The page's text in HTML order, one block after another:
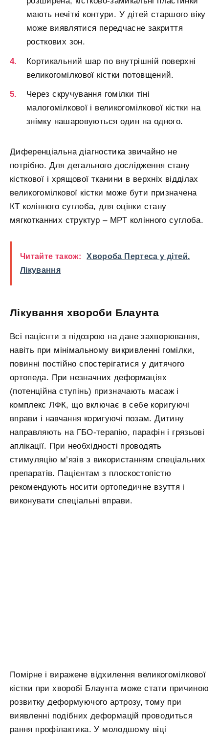
мають нечіткі контури. У дітей старшого віку
може виявлятися передчасне закриття
росткових зон.
Кортикальний шар по внутрішній поверхні
великогомілкової кістки потовщений.
Через скручування гомілки тіні
малогомілкової і великогомілкової кістки на
знімку нашаровуються один на одного.
Диференціальна діагностика звичайно не
потрібно. Для детального дослідження стану
кісткової і хрящової тканини в верхніх відділах
великогомілкової кістки може бути призначена
КТ колінного суглоба, для оцінки стану
мягкотканних структур – МРТ колінного суглоба.
Читайте також:
Хвороба Пертеса у дітей.
Лікування
Лікування хвороби Блаунта
Всі пацієнти з підозрою на дане захворювання,
навіть при мінімальному викривленні гомілки,
повинні постійно спостерігатися у дитячого
ортопеда. При незначних деформаціях
(потенційна ступінь) призначають масаж і
комплекс ЛФК, що включає в себе коригуючі
вправи і навчання коригуючі позам. Дитину
направляють на ГБО-терапію, парафін і грязьові
аплікації. При необхідності проводять
стимуляцію м’язів з використанням спеціальних
препаратів. Пацієнтам з плоскостопістю
рекомендують носити ортопедичне взуття і
виконувати спеціальні вправи.
Помірне і виражене відхилення великогомілкової
кістки при хворобі Блаунта може стати причиною
розвитку деформуючого артрозу, тому при
виявленні подібних деформацій проводиться
рання профілактика. У молодшому віці